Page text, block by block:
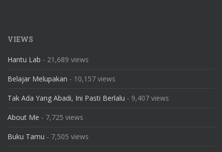
VIEWS
Hantu Lab - 21,689 views
Belajar Melupakan - 10,157 views
Tak Ada Yang Abadi, Ini Pasti Berlalu - 9,407 views
About Me - 7,725 views
Buku Tamu - 7,505 views